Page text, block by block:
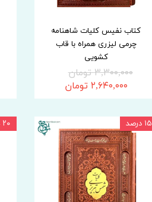
کتاب نفیس کلیات شاهنامه
چرمی لیزری همراه با قاب
کشویی
۳,۳۰۰,۰۰۰ تومان
۲,۶۴۰,۰۰۰ تومان
۱۵ درصد ۲۰ درصد